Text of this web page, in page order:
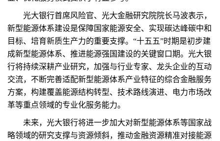
光大银行首席风险官、光大金融研究院院长马波表示，
新型能源体系建设是保障国家能源安全、实现碳达峰碳中和
目标、培育新质生产力的重要支撑。“十五五”时期是初步建
成新型能源体系、推进能源强国建设的关键窗口期。光大银
行将持续深耕产业研究，加强与行业专家、龙头企业的互动
交流，不断完善适配新型能源体系产业特征的综合金融服务
方案，构建覆盖能源结构转型、技术路线演进、电力市场改
革等重点领域的专业化服务能力。
未来，光大银行将进一步加大对新型能源体系等国家战
略领域的研究支撑与资源倾斜，推动金融资源精准对接能源